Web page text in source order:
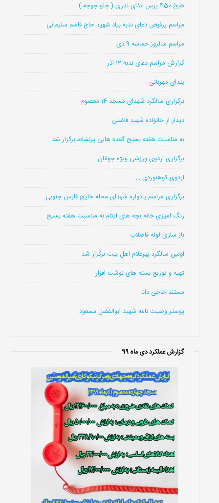
طبخ 450 پرس غذای نذری ( چلو جوجه )
مراسم پرفیض دعای ندبه بیاد شهید حاج قاسم سلیمانی
مراسم سالروز حماسه 9 دی
گزارش مراسم دعای ندبه 12 اذر
یلدای مهربانی
برگزاری سالگرد شهدای مسجد 14 معصوم
دیدار از خانواده شهید فاضلی
به مناسبت هفته بسیج گعده هایی پرنشاط برگزار شد
برگزاری اردوی ورزشی ویژه جوانان
اردوی کوهنوردی …
برگزاری مراسم یادواره شهدای محله خلیج فارس جنوبی
رنگ امیزی خانه بچه های ایتام به مناسبت هفته بسیج
باز سازی لوله فاضلاب
اولین سالگرد پیرغلام اهل بیت برگزار شد
تهیه و توزیع بسته های نوشت افزار
مستند حاجی دانا
پوستر وصیت نامه شهید ابوالفضل مسعود
گزارش عملکرد دی ماه 99